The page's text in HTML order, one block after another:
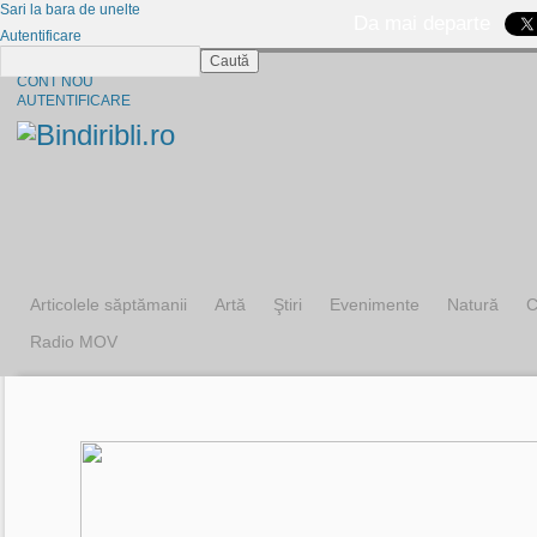
CONT NOU
AUTENTIFICARE
Articolele săptămanii Artă Ştiri Evenimente Natură
Radio MOV
Sari la bara de unelte
Autentificare
Caută